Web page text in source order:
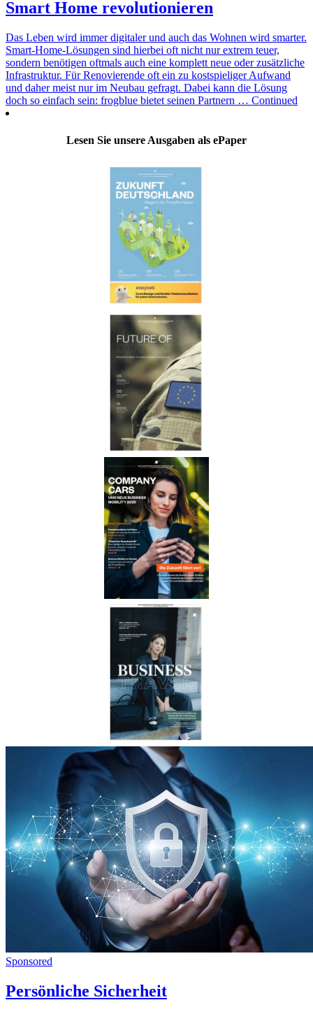
Smart Home revolutionieren
Das Leben wird immer digitaler und auch das Wohnen wird smarter.
Smart-Home-Lösungen sind hierbei oft nicht nur extrem teuer,
sondern benötigen oftmals auch eine komplett neue oder zusätzliche
Infrastruktur. Für Renovierende oft ein zu kostspieliger Aufwand
und daher meist nur im Neubau gefragt. Dabei kann die Lösung
doch so einfach sein: frogblue bietet seinen Partnern … Continued
Lesen Sie unsere Ausgaben als ePaper
Sponsored
Persönliche Sicherheit